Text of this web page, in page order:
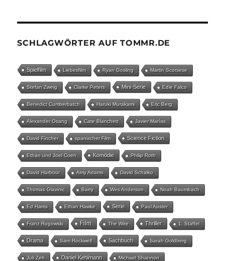
SCHLAGWÖRTER AUF TOMMR.DE
Spielfilm Liebesfilm Ryan Gosling Martin Scorsese
Stefan Zweig Clarke Peters Mini-Serie Edie Falco
Benedict Cumberbatch Haruki Murakami Eric Berg
Alexander Osang Cate Blanchett Javier Marías
David Fincher spanischer Film Science Fiction
Ethan und Joel Coen Komödie Philip Roth
David Harbour Amy Adams David Schalko
Thomas Glavinic Barry Wes Anderson Noah Baumbach
Ed Harris Ethan Hawke Serie Paul Auster
Franz Rogowski Film The Wire Thriller 1. Staffel
Drama Sam Rockwell Sachbuch Sarah Goldberg
Juli Zeh Daniel Kehlmann Michael Shannon